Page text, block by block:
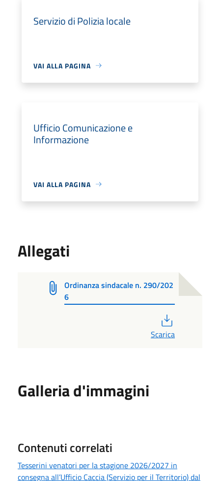
Servizio di Polizia locale
VAI ALLA PAGINA
Ufficio Comunicazione e
Informazione
VAI ALLA PAGINA
Allegati
Ordinanza sindacale n. 290/202
6
Scarica
Galleria d'immagini
Contenuti correlati
Tesserini venatori per la stagione 2026/2027 in
consegna all’Ufficio Caccia (Servizio per il Territorio) dal